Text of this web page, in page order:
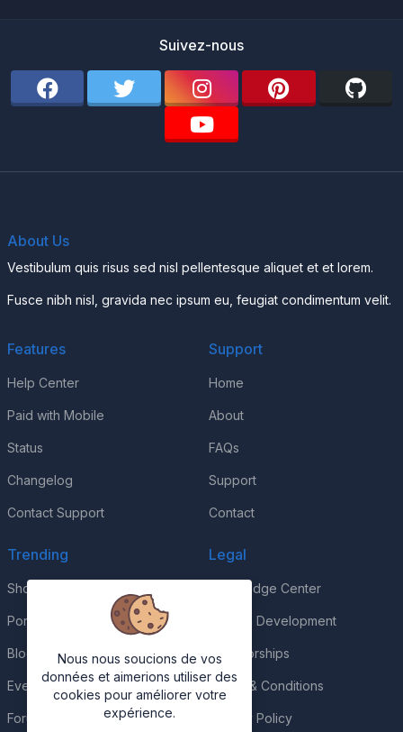
Suivez-nous
About Us
Vestibulum quis risus sed nisl pellentesque aliquet et et lorem.
Fusce nibh nisl, gravida nec ipsum eu, feugiat condimentum velit.
Features
Help Center
Paid with Mobile
Status
Changelog
Contact Support
Support
Home
About
FAQs
Support
Contact
Trending
Shop
Portfolio
Blog
Events
Forums
Legal
Knowledge Center
Custom Development
Sponsorships
Terms & Conditions
Privacy Policy
Nous nous soucions de vos
données et aimerions utiliser des
cookies pour améliorer votre
expérience.